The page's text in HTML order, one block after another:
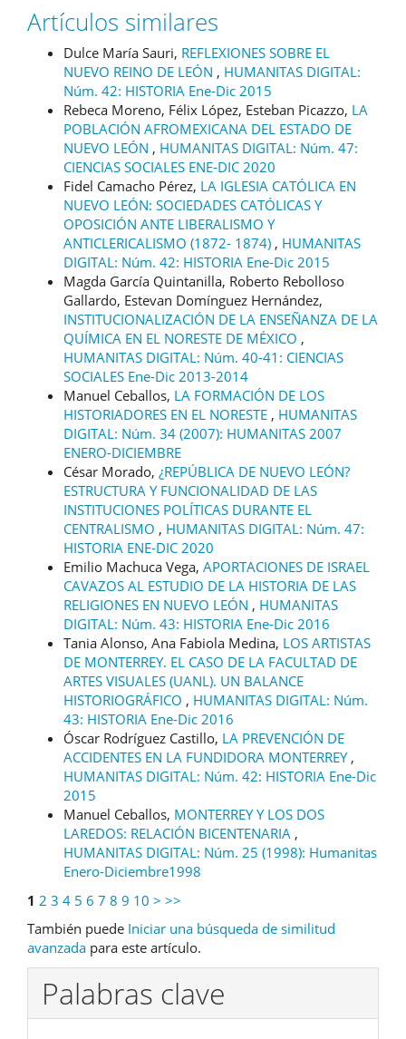
Artículos similares
Dulce María Sauri, REFLEXIONES SOBRE EL
NUEVO REINO DE LEÓN , HUMANITAS DIGITAL:
Núm. 42: HISTORIA Ene-Dic 2015
Rebeca Moreno, Félix López, Esteban Picazzo, LA
POBLACIÓN AFROMEXICANA DEL ESTADO DE
NUEVO LEÓN , HUMANITAS DIGITAL: Núm. 47:
CIENCIAS SOCIALES ENE-DIC 2020
Fidel Camacho Pérez, LA IGLESIA CATÓLICA EN
NUEVO LEÓN: SOCIEDADES CATÓLICAS Y
OPOSICIÓN ANTE LIBERALISMO Y
ANTICLERICALISMO (1872- 1874) , HUMANITAS
DIGITAL: Núm. 42: HISTORIA Ene-Dic 2015
Magda García Quintanilla, Roberto Rebolloso
Gallardo, Estevan Domínguez Hernández,
INSTITUCIONALIZACIÓN DE LA ENSEÑANZA DE LA
QUÍMICA EN EL NORESTE DE MÉXICO ,
HUMANITAS DIGITAL: Núm. 40-41: CIENCIAS
SOCIALES Ene-Dic 2013-2014
Manuel Ceballos, LA FORMACIÓN DE LOS
HISTORIADORES EN EL NORESTE , HUMANITAS
DIGITAL: Núm. 34 (2007): HUMANITAS 2007
ENERO-DICIEMBRE
César Morado, ¿REPÚBLICA DE NUEVO LEÓN?
ESTRUCTURA Y FUNCIONALIDAD DE LAS
INSTITUCIONES POLÍTICAS DURANTE EL
CENTRALISMO , HUMANITAS DIGITAL: Núm. 47:
HISTORIA ENE-DIC 2020
Emilio Machuca Vega, APORTACIONES DE ISRAEL
CAVAZOS AL ESTUDIO DE LA HISTORIA DE LAS
RELIGIONES EN NUEVO LEÓN , HUMANITAS
DIGITAL: Núm. 43: HISTORIA Ene-Dic 2016
Tania Alonso, Ana Fabiola Medina, LOS ARTISTAS
DE MONTERREY. EL CASO DE LA FACULTAD DE
ARTES VISUALES (UANL). UN BALANCE
HISTORIOGRÁFICO , HUMANITAS DIGITAL: Núm.
43: HISTORIA Ene-Dic 2016
Óscar Rodríguez Castillo, LA PREVENCIÓN DE
ACCIDENTES EN LA FUNDIDORA MONTERREY ,
HUMANITAS DIGITAL: Núm. 42: HISTORIA Ene-Dic
2015
Manuel Ceballos, MONTERREY Y LOS DOS
LAREDOS: RELACIÓN BICENTENARIA ,
HUMANITAS DIGITAL: Núm. 25 (1998): Humanitas
Enero-Diciembre1998
1 2 3 4 5 6 7 8 9 10 > >>
También puede Iniciar una búsqueda de similitud
avanzada para este artículo.
Palabras clave